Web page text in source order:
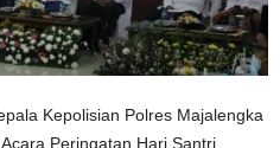
Kepolisian Polres Majalengka
Peringatan Hari Santri